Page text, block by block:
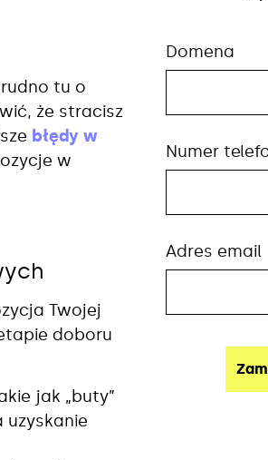
tu o
że stracisz
błędy w
w
Twojej
doboru
jak „buty”
Domena
Numer
Adres email